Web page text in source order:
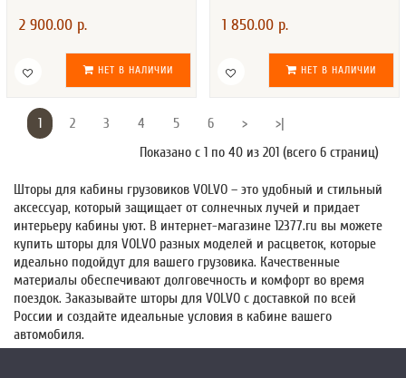
2 900.00 р.
НЕТ В НАЛИЧИИ
1 850.00 р.
НЕТ В НАЛИЧИИ
1 2 3 4 5 6 >
>|
Показано с 1 по 40 из 201 (всего 6 страниц)
Шторы для кабины грузовиков VOLVO – это удобный и стильный
аксессуар, который защищает от солнечных лучей и придает
интерьеру кабины уют. В интернет-магазине 12377.ru вы можете
купить шторы для VOLVO разных моделей и расцветок, которые
идеально подойдут для вашего грузовика. Качественные
материалы обеспечивают долговечность и комфорт во время
поездок. Заказывайте шторы для VOLVO с доставкой по всей
России и создайте идеальные условия в кабине вашего
автомобиля.